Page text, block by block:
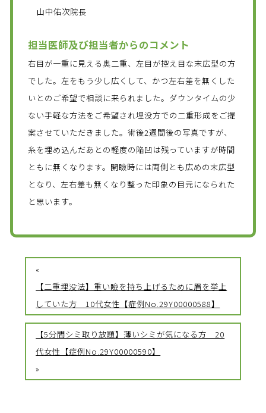
山中佑次院長
担当医師及び担当者からのコメント
右目が一重に見える奥二重、左目が控え目な末広型の方
でした。左をもう少し広くして、かつ左右差を無くした
いとのご希望で相談に来られました。ダウンタイムの少
ない手軽な方法をご希望され埋没方での二重形成をご提
案させていただきました。術後2週間後の写真ですが、
糸を埋め込んだあとの軽度の陥凹は残っていますが時間
ともに無くなります。開瞼時には両側とも広めの末広型
となり、左右差も無くなり整った印象の目元になられた
と思います。
«
【二重埋没法】重い瞼を持ち上げるために眉を挙上
していた方 10代女性【症例No.29Y00000588】
【5分間シミ取り放題】薄いシミが気になる方 20
代女性【症例No.29Y00000590】
»